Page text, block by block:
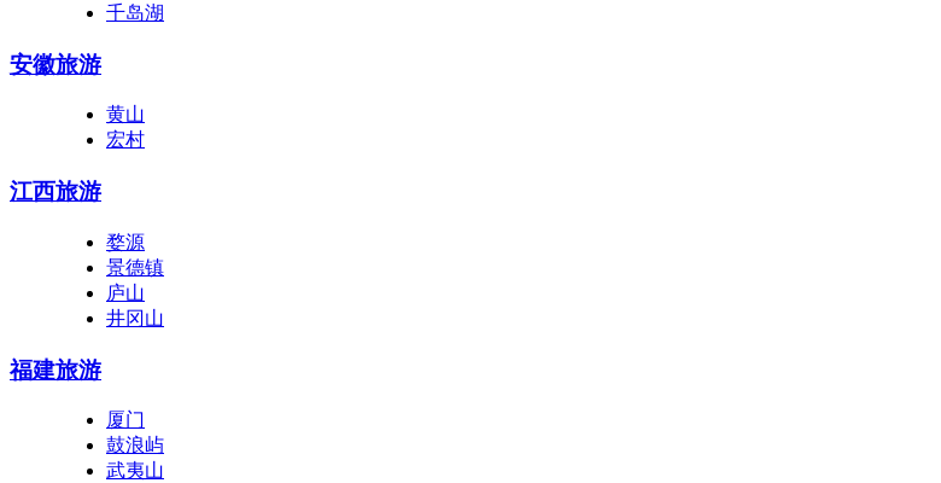
千岛湖
安徽旅游
黄山
宏村
江西旅游
婺源
景德镇
庐山
井冈山
福建旅游
厦门
鼓浪屿
武夷山